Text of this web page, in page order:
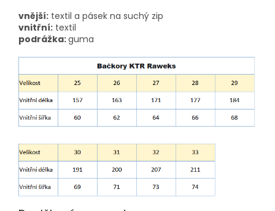
vnější: textil a pásek na suchý zip
vnitřní: textil
podrážka:guma